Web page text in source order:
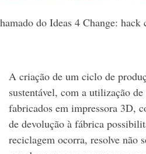
do Ideas 4 Change: hack
A criação de um ciclo de
sustentável, com a utilização
fabricados em impressora 3D,
de devolução à fábrica
reciclagem ocorra, resolve não